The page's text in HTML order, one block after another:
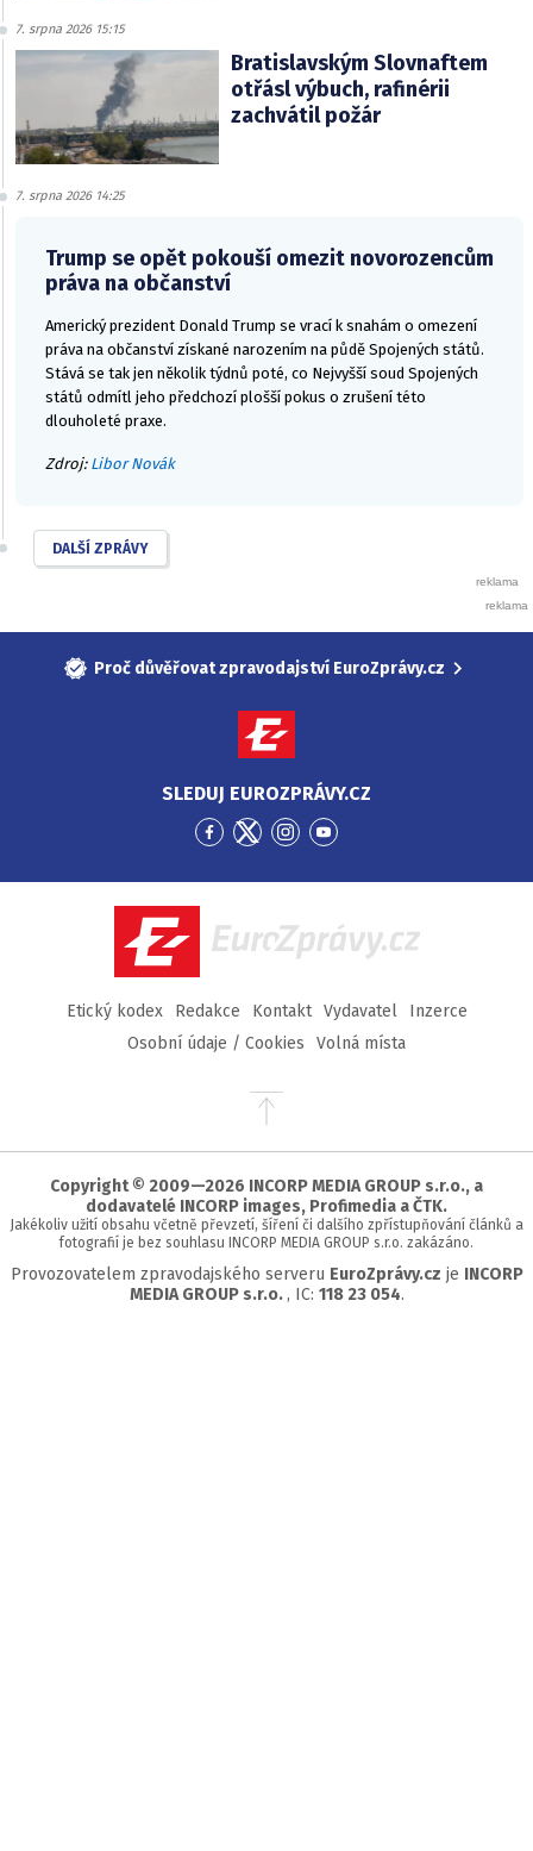
7. srpna 2026 15:15
Bratislavským Slovnaftem
otřásl výbuch, rafinérii
zachvátil požár
7. srpna 2026 14:25
Trump se opět pokouší omezit novorozencům
práva na občanství
Americký prezident Donald Trump se vrací k snahám o omezení
práva na občanství získané narozením na půdě Spojených států.
Stává se tak jen několik týdnů poté, co Nejvyšší soud Spojených
států odmítl jeho předchozí plošší pokus o zrušení této
dlouholeté praxe.
Zdroj: Libor Novák
DALŠÍ ZPRÁVY
Proč důvěřovat zpravodajství EuroZprávy.cz
SLEDUJ EUROZPRÁVY.CZ
Přejít
Facebook
Přejít
Twitter
Přejít
Instagram
Přejít
YouTube
EuroZprávy.cz
Etický kodex Redakce Kontakt Vydavatel
Inzerce
Osobní údaje / Cookies
Volná místa
Přejít
stránky
Copyright © 2009—2026 INCORP MEDIA GROUP s.r.o., a
dodavatelé INCORP images, Profimedia a ČTK.
Jakékoliv užití obsahu včetně převzetí, šíření či dalšího zpřístupňování článků a
fotografií je bez souhlasu INCORP MEDIA GROUP s.r.o. zakázáno.
Provozovatelem zpravodajského serveru EuroZprávy.cz je INCORP
MEDIA GROUP s.r.o. , IC: 118 23 054.